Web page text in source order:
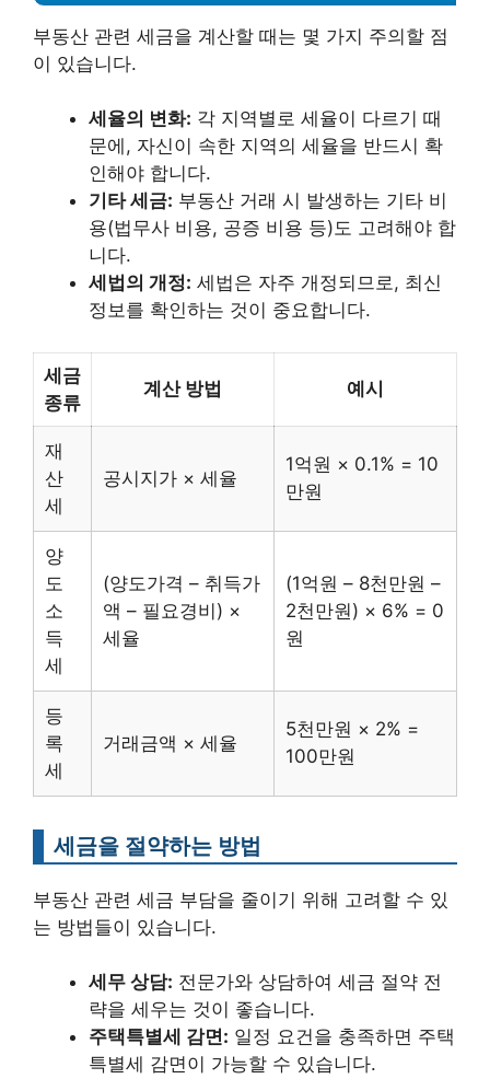
부동산 관련 세금을 계산할 때는 몇 가지 주의할 점
이 있습니다.
세율의 변화: 각 지역별로 세율이 다르기 때
문에, 자신이 속한 지역의 세율을 반드시 확
인해야 합니다.
기타 세금: 부동산 거래 시 발생하는 기타 비
용(법무사 비용, 공증 비용 등)도 고려해야 합
니다.
세법의 개정: 세법은 자주 개정되므로, 최신
정보를 확인하는 것이 중요합니다.
세금
종류
계산 방법 예시
재
산
세
공시지가 × 세율
1억원 × 0.1% = 10
만원
양
도
소
득
세
(양도가격 – 취득가
액 – 필요경비) ×
세율
(1억원 – 8천만원 –
2천만원) × 6% = 0
원
등
록
세
거래금액 × 세율
5천만원 × 2% =
100만원
세금을 절약하는 방법
부동산 관련 세금 부담을 줄이기 위해 고려할 수 있
는 방법들이 있습니다.
세무 상담: 전문가와 상담하여 세금 절약 전
략을 세우는 것이 좋습니다.
주택특별세 감면: 일정 요건을 충족하면 주택
특별세 감면이 가능할 수 있습니다.